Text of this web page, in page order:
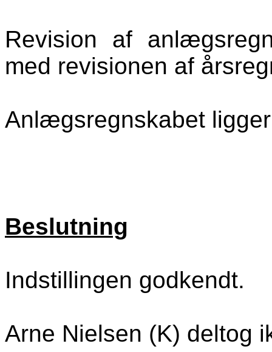
Revision af
med revisionen af
Anlægsregnskabet
Beslutning
Indstillingen godkendt.
Arne Nielsen (K) deltog